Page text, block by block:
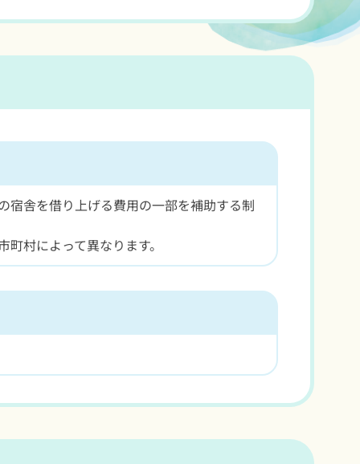
宿舎を借り上げる費用の一部を補助する制
村によって異なります。